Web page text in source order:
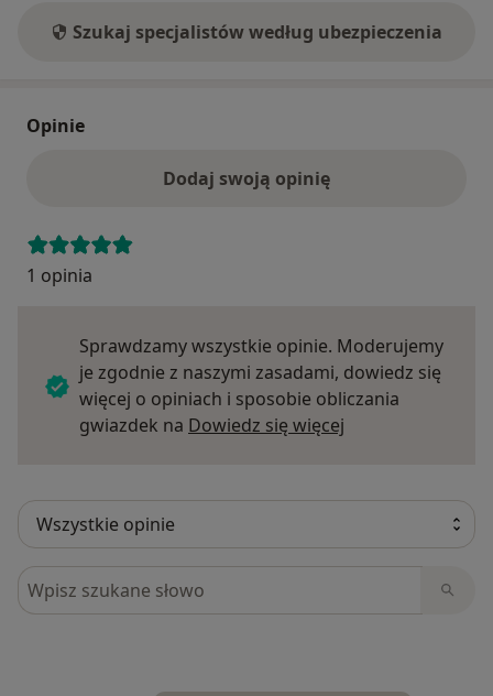
Szukaj specjalistów według ubezpieczenia
Opinie
Dodaj swoją opinię
1 opinia
Sprawdzamy wszystkie opinie. Moderujemy
je zgodnie z naszymi zasadami, dowiedz się
więcej o opiniach i sposobie obliczania
gwiazdek na Dowiedz się więcej
Szukaj w opiniach